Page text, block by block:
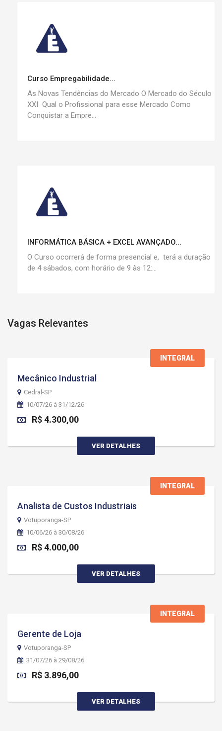
Curso Empregabilidade...
As Novas Tendências do Mercado O Mercado do Século
XXI Qual o Profissional para esse Mercado Como
Conquistar a Empre...
INFORMÁTICA BÁSICA + EXCEL AVANÇADO...
O Curso ocorrerá de forma presencial e, terá a duração
de 4 sábados, com horário de 9 às 12:...
Vagas Relevantes
INTEGRAL
Mecânico Industrial
Cedral-SP
10/07/26 à 31/12/26
R$ 4.300,00
VER DETALHES
INTEGRAL
Analista de Custos Industriais
Votuporanga-SP
10/06/26 à 30/08/26
R$ 4.000,00
VER DETALHES
INTEGRAL
Gerente de Loja
Votuporanga-SP
31/07/26 à 29/08/26
R$ 3.896,00
VER DETALHES